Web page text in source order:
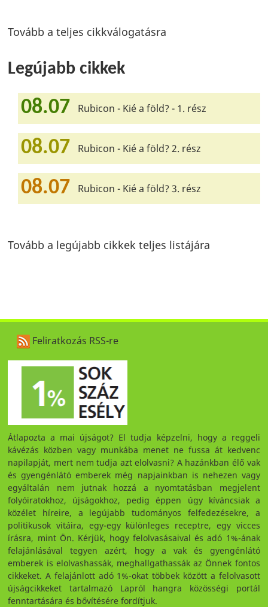
Tovább a teljes cikkválogatásra
Legújabb cikkek
08.07 Rubicon - Kié a föld? - 1. rész
08.07 Rubicon - Kié a föld? 2. rész
08.07 Rubicon - Kié a föld? 3. rész
Tovább a legújabb cikkek teljes listájára
Feliratkozás RSS-re
Átlapozta a mai újságot? El tudja képzelni, hogy a reggeli
kávézás közben vagy munkába menet ne fussa át kedvenc
napilapját, mert nem tudja azt elolvasni? A hazánkban élő vak
és gyengénlátó emberek még napjainkban is nehezen vagy
egyáltalán nem jutnak hozzá a nyomtatásban megjelent
folyóiratokhoz, újságokhoz, pedig éppen úgy kíváncsiak a
közélet híreire, a legújabb tudományos felfedezésekre, a
politikusok vitáira, egy-egy különleges receptre, egy vicces
írásra, mint Ön. Kérjük, hogy felolvasásaival és adó 1%-ának
felajánlásával tegyen azért, hogy a vak és gyengénlátó
emberek is elolvashassák, meghallgathassák az Önnek fontos
cikkeket. A felajánlott adó 1%-okat többek között a felolvasott
újságcikkeket tartalmazó Lapról hangra közösségi portál
fenntartására és bővítésére fordítjuk.